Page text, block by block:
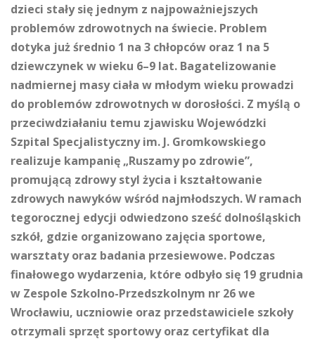
dzieci stały się jednym z najpoważniejszych
problemów zdrowotnych na świecie. Problem
dotyka już średnio 1 na 3 chłopców oraz 1 na 5
dziewczynek w wieku 6–9 lat. Bagatelizowanie
nadmiernej masy ciała w młodym wieku prowadzi
do problemów zdrowotnych w dorosłości. Z myślą o
przeciwdziałaniu temu zjawisku Wojewódzki
Szpital Specjalistyczny im. J. Gromkowskiego
realizuje kampanię „Ruszamy po zdrowie”,
promującą zdrowy styl życia i kształtowanie
zdrowych nawyków wśród najmłodszych. W ramach
tegorocznej edycji odwiedzono sześć dolnośląskich
szkół, gdzie organizowano zajęcia sportowe,
warsztaty oraz badania przesiewowe. Podczas
finałowego wydarzenia, które odbyło się 19 grudnia
w Zespole Szkolno-Przedszkolnym nr 26 we
Wrocławiu, uczniowie oraz przedstawiciele szkoły
otrzymali sprzęt sportowy oraz certyfikat dla